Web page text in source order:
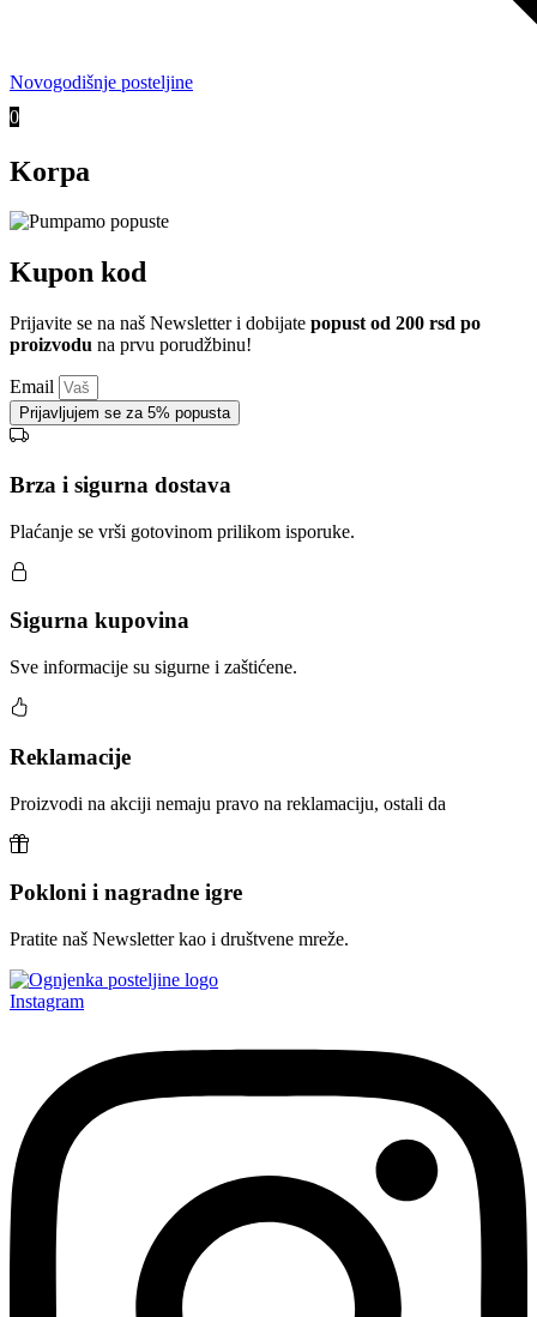
Novogodišnje posteljine
0
Korpa
Kupon kod
Prijavite se na naš Newsletter i dobijate popust od 200 rsd po
proizvodu na prvu porudžbinu!
Email
Prijavljujem se za 5% popusta
Brza i sigurna dostava
Plaćanje se vrši gotovinom prilikom isporuke.
Sigurna kupovina
Sve informacije su sigurne i zaštićene.
Reklamacije
Proizvodi na akciji nemaju pravo na reklamaciju, ostali da
Pokloni i nagradne igre
Pratite naš Newsletter kao i društvene mreže.
Instagram